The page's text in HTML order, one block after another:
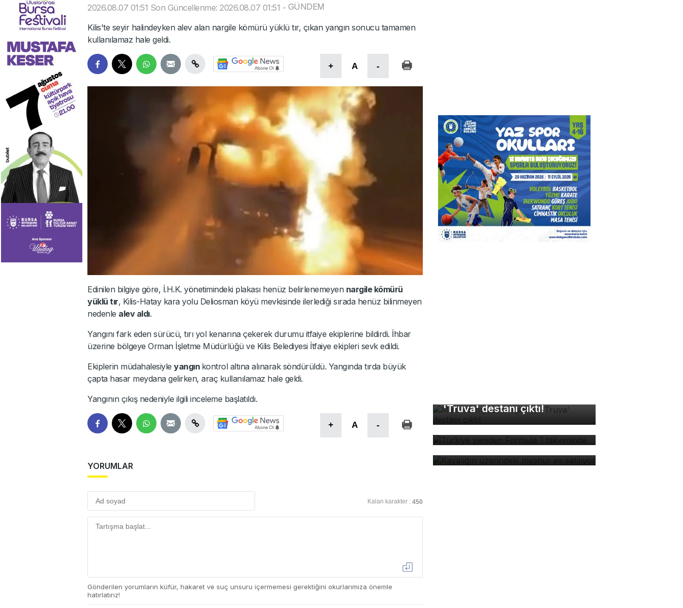
2026.08.07 01:51 Son Güncellenme: 2026.08.07 01:51 - GÜNDEM
Kilis'te seyir halindeyken alev alan nargile kömürü yüklü tır, çıkan yangın sonucu tamamen
kullanılamaz hale geldi.
+ A -
Edinilen bilgiye göre, İ.H.K. yönetimindeki plakası henüz belirlenemeyen nargile kömürü
yüklü tır, Kilis-Hatay kara yolu Deliosman köyü mevkisinde ilerlediği sırada henüz bilinmeyen
nedenle alev aldı.
Yangını fark eden sürücü, tırı yol kenarına çekerek durumu itfaiye ekiplerine bildirdi. İhbar
üzerine bölgeye Orman İşletme Müdürlüğü ve Kilis Belediyesi İtfaiye ekipleri sevk edildi.
Ekiplerin müdahalesiyle yangın kontrol altına alınarak söndürüldü. Yangında tırda büyük
çapta hasar meydana gelirken, araç kullanılamaz hale geldi.
Yangının çıkış nedeniyle ilgili inceleme başlatıldı.
+ A -
YORUMLAR
Kalan karakter : 450
Gönderilen yorumların küfür, hakaret ve suç unsuru içermemesi gerektiğini okurlarımıza önemle
hatırlatırız!
'Truva' destanı çıktı!
Türkiye yeniden Formula 1
takviminde
Kayalığın üzerindeki meşhur
ev satılıyor